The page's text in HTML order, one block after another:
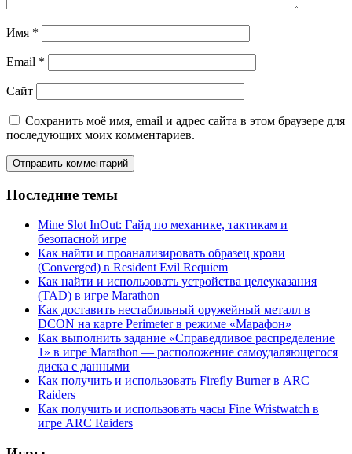
Имя *
Email *
Сайт
Сохранить моё имя, email и адрес сайта в этом браузере для
последующих моих комментариев.
Последние темы
Mine Slot InOut: Гайд по механике, тактикам и
безопасной игре
Как найти и проанализировать образец крови
(Converged) в Resident Evil Requiem
Как найти и использовать устройства целеуказания
(TAD) в игре Marathon
Как доставить нестабильный оружейный металл в
DCON на карте Perimeter в режиме «Марафон»
Как выполнить задание «Справедливое распределение
1» в игре Marathon — расположение самоудаляющегося
диска с данными
Как получить и использовать Firefly Burner в ARC
Raiders
Как получить и использовать часы Fine Wristwatch в
игре ARC Raiders